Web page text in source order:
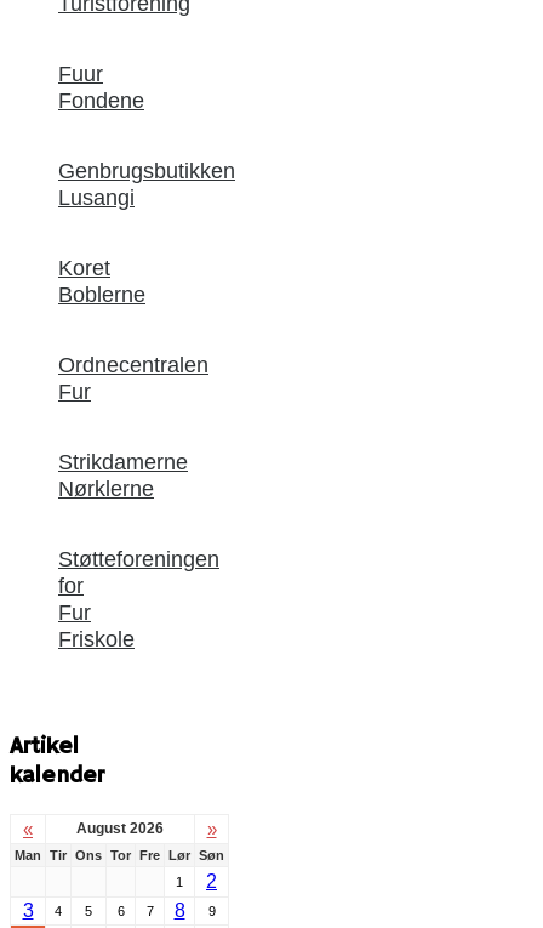
Fuur
Fondene
Genbrugsbutikken
Lusangi
Koret
Boblerne
Ordnecentralen
Fur
Strikdamerne
Nørklerne
Støtteforeningen
for
Fur
Friskole
Artikel
kalender
« August 2026 »
Man Tir Ons Tor Fre Lør Søn
1
2
3
4 5 6 7 8 9